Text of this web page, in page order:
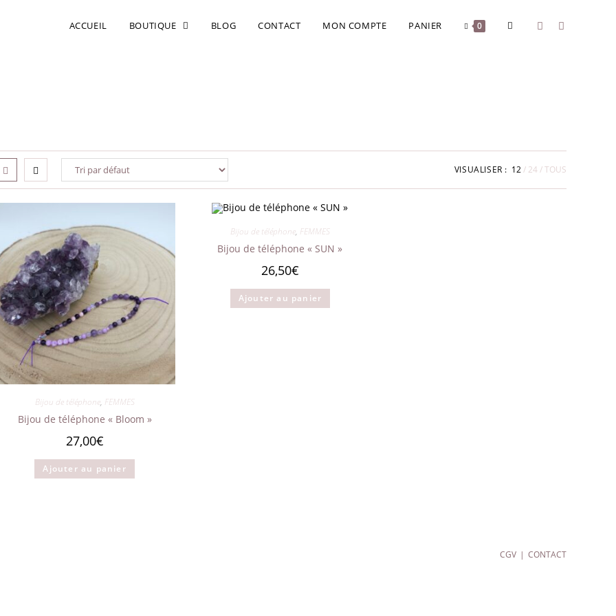
ACCUEIL BOUTIQUE BLOG CONTACT MON COMPTE PANIER 0
VISUALISER : 12 24 TOUS
Bijou de téléphone, FEMMES
Bijou de téléphone « Bloom »
27,00€
Ajouter au panier
Bijou de téléphone, FEMMES
Bijou de téléphone « SUN »
26,50€
Ajouter au panier
CGV CONTACT